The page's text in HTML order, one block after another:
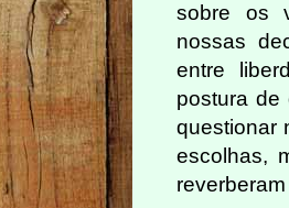
sobre os
nossas
entre
postura de
questionar
escolhas,